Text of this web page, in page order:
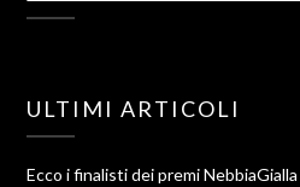
ULTIMI ARTICOLI
Ecco i finalisti dei premi